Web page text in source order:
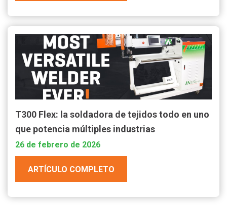
T300 Flex: la soldadora de tejidos todo en uno
que potencia múltiples industrias
26 de febrero de 2026
ARTÍCULO COMPLETO